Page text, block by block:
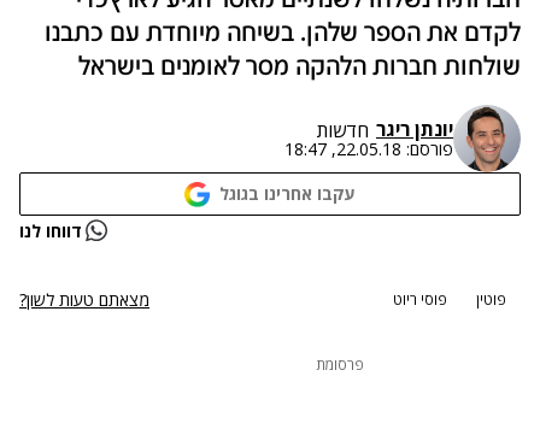
לקדם את הספר שלהן. בשיחה מיוחדת עם כתבנו
שולחות חברות הלהקה מסר לאומנים בישראל
יונתן ריגר חדשות
פורסם: 22.05.18, 18:47
עקבו אחרינו בגוגל
דווחו לנו
פוטין פוסי ריוט מצאתם טעות לשון?
פרסומת